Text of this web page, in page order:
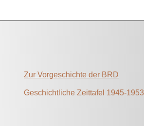
Zur Vorgeschichte der BRD
Geschichtliche Zeittafel 1945-1953